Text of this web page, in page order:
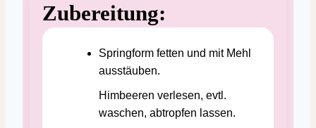
Zubereitung:
Springform fetten und mit Mehl
ausstäuben.
Himbeeren verlesen, evtl.
waschen, abtropfen lassen.